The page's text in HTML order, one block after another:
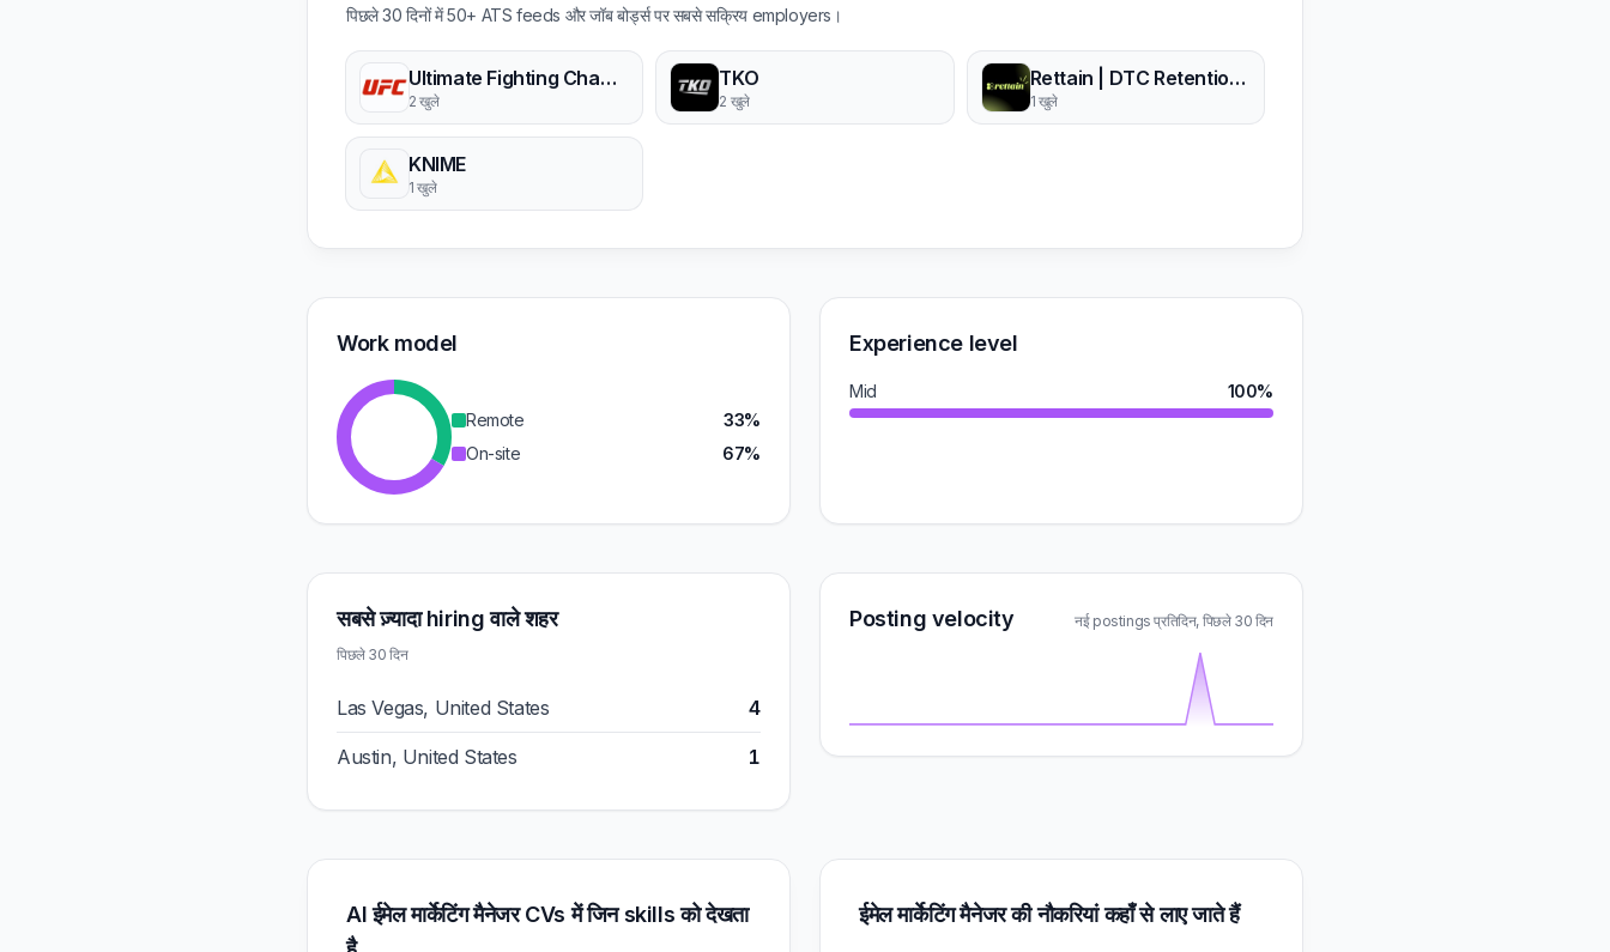
पिछले 30 दिनों में 50+ ATS feeds और जॉब बोर्ड्स पर सबसे सक्रिय employers।
Ultimate Fighting Championship
2 खुले
TKO
2 खुले
Rettain | DTC Retention Marketing
1 खुले
KNIME
1 खुले
Work model
Remote
33%
On-site
67%
Experience level
Mid 100%
सबसे ज़्यादा hiring वाले शहर
पिछले 30 दिन
Las Vegas, United States 4
Austin, United States 1
Posting velocity नई postings प्रतिदिन, पिछले 30 दिन
AI ईमेल मार्केटिंग मैनेजर CVs में जिन skills को देखता
ईमेल मार्केटिंग मैनेजर की नौकरियां कहाँ से लाए जाते हैं